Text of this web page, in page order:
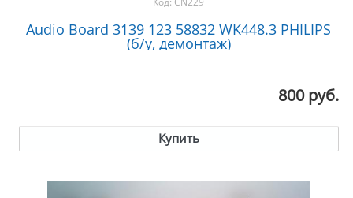
Audio Board 3139 123 58832 WK448.3 PHILIPS
(б/у, демонтаж)
800 руб.
Купить